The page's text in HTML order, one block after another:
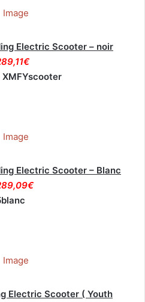
Electric Scooter – noir
Electric Scooter – Blanc
Electric Scooter ( Youth